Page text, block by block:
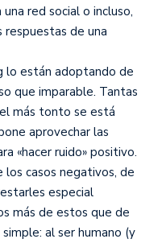
red social o incluso,
respuestas de una
lo están adoptando de
que imparable. Tantas
más tonto se está
aprovechar las
«hacer ruido» positivo.
los casos negativos, de
especial
más de estos que de
al ser humano (y